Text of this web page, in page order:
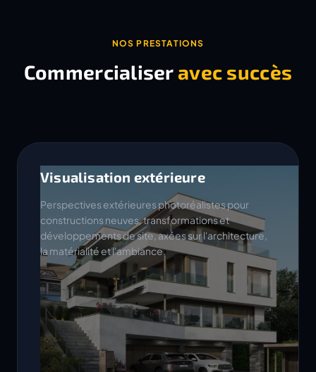
NOS PRESTATIONS
Commercialiser avec succès
Visualisation extérieure
Perspectives extérieures photoréalistes pour
constructions neuves, transformations et
développements de site, axées sur l'architecture,
la matérialité et l'ambiance.